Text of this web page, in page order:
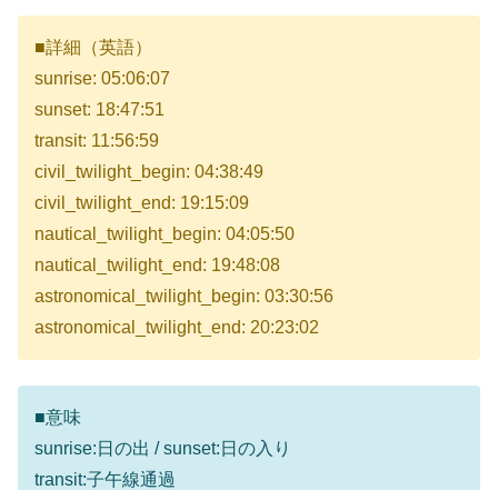
■詳細（英語）
sunrise: 05:06:07
sunset: 18:47:51
transit: 11:56:59
civil_twilight_begin: 04:38:49
civil_twilight_end: 19:15:09
nautical_twilight_begin: 04:05:50
nautical_twilight_end: 19:48:08
astronomical_twilight_begin: 03:30:56
astronomical_twilight_end: 20:23:02
■意味
sunrise:日の出 / sunset:日の入り
transit:子午線通過